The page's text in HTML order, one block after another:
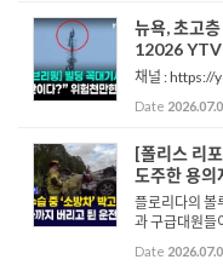
뉴욕, 초고
12026
채널 : https://
Date
[폴리스 리포트]
도주한
플로리다의 볼
과 구급대원들
힘에 부치는
차 한대가 소
Date